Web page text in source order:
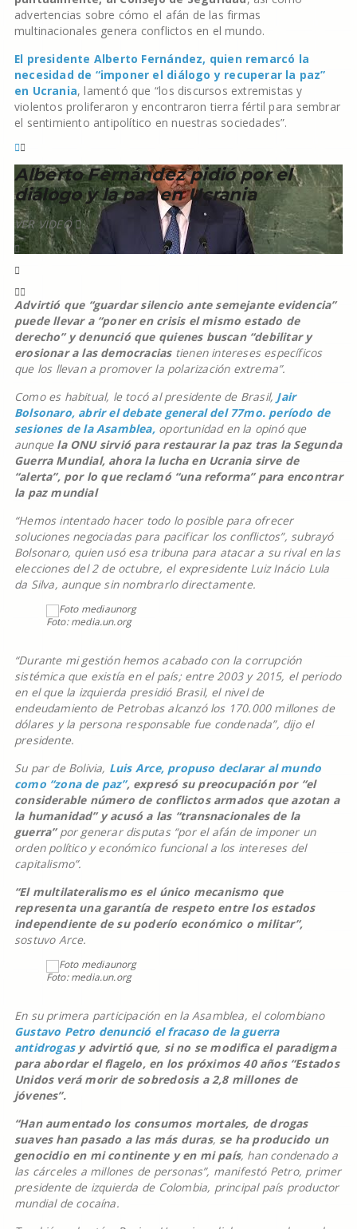
advertencias sobre cómo el afán de las firmas
multinacionales genera conflictos en el mundo.
El presidente Alberto Fernández, quien remarcó la
necesidad de “imponer el diálogo y recuperar la paz”
en Ucrania, lamentó que “los discursos extremistas y
violentos proliferaron y encontraron tierra fértil para sembrar
el sentimiento antipolítico en nuestras sociedades”.
Alberto Fernández pidió por el
diálogo y la paz en Ucrania
VER VIDEO
Advirtió que “guardar silencio ante semejante evidencia”
puede llevar a “poner en crisis el mismo estado de
derecho” y denunció que quienes buscan “debilitar y
erosionar a las democraciastienen intereses específicos
que los llevan a promover la polarización extrema”.
Como es habitual, le tocó al presidente de Brasil, Jair
Bolsonaro, abrir el debate general del 77mo. período de
sesiones de la Asamblea,oportunidad en la opinó que
aunque la ONU sirvió para restaurar la paz tras la Segunda
Guerra Mundial, ahora la lucha en Ucrania sirve de
“alerta”, por lo que reclamó “una reforma” para encontrar
la paz mundial
“Hemos intentado hacer todo lo posible para ofrecer
soluciones negociadas para pacificar los conflictos”, subrayó
Bolsonaro, quien usó esa tribuna para atacar a su rival en las
elecciones del 2 de octubre, el expresidente Luiz Inácio Lula
da Silva, aunque sin nombrarlo directamente.
Foto: media.un.org
“Durante mi gestión hemos acabado con la corrupción
sistémica que existía en el país; entre 2003 y 2015, el periodo
en el que la izquierda presidió Brasil, el nivel de
endeudamiento de Petrobas alcanzó los 170.000 millones de
dólares y la persona responsable fue condenada”, dijo el
presidente.
Su par de Bolivia, Luis Arce, propuso declarar al mundo
como “zona de paz”, expresó su preocupación por “el
considerable número de conflictos armados que azotan a
la humanidad” y acusó a las “transnacionales de la
guerra”por generar disputas “por el afán de imponer un
orden político y económico funcional a los intereses del
capitalismo”.
“El multilateralismo es el único mecanismo que
representa una garantía de respeto entre los estados
independiente de su poderío económico o militar”,
sostuvo Arce.
Foto: media.un.org
En su primera participación en la Asamblea, el colombiano
Gustavo Petro denunció el fracaso de la guerra
antidrogas y advirtió que, si no se modifica el paradigma
para abordar el flagelo, en los próximos 40 años “Estados
Unidos verá morir de sobredosis a 2,8 millones de
jóvenes”.
“Han aumentado los consumos mortales, de drogas
suaves han pasado a las más duras, se ha producido un
genocidio en mi continente y en mi país, han condenado a
las cárceles a millones de personas”, manifestó Petro, primer
presidente de izquierda de Colombia, principal país productor
mundial de cocaína.